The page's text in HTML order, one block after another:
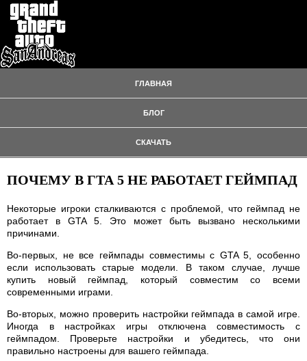
ГЛАВНАЯ
БЛОГ
СКАЧАТЬ
ПОЧЕМУ В ГТА 5 НЕ РАБОТАЕТ ГЕЙМПАД
Некоторые игроки сталкиваются с проблемой, что геймпад не
работает в GTA 5. Это может быть вызвано несколькими
причинами.
Во-первых, не все геймпады совместимы с GTA 5, особенно
если использовать старые модели. В таком случае, лучше
купить новый геймпад, который совместим со всеми
современными играми.
Во-вторых, можно проверить настройки геймпада в самой игре.
Иногда в настройках игры отключена совместимость с
геймпадом. Проверьте настройки и убедитесь, что они
правильно настроены для вашего геймпада.